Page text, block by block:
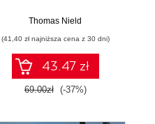
prawdopodobieństwa
Thomas Nield
(41,40 zł najniższa cena z 30 dni)
43.47 zł
69.00zł (-37%)